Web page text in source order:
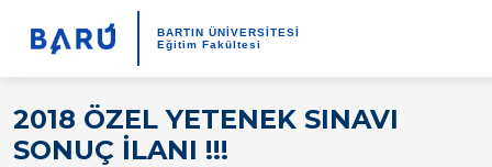
BARTIN ÜNİVERSİTESİ
Eğitim Fakültesi
2018 ÖZEL YETENEK SINAVI
SONUÇ İLANI !!!